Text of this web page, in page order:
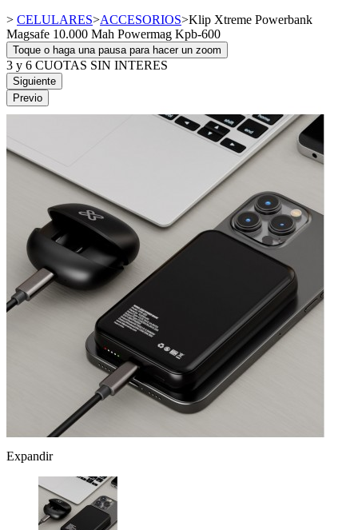
> CELULARES>ACCESORIOS>Klip Xtreme Powerbank
Magsafe 10.000 Mah Powermag Kpb-600
Toque o haga una pausa para hacer un zoom
3 y 6 CUOTAS SIN INTERES
Siguiente
Previo
Expandir